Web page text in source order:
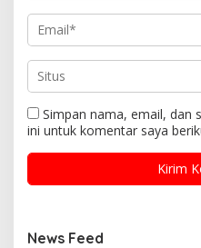
Simpan nama, email, dan
ini untuk komentar saya
News Feed